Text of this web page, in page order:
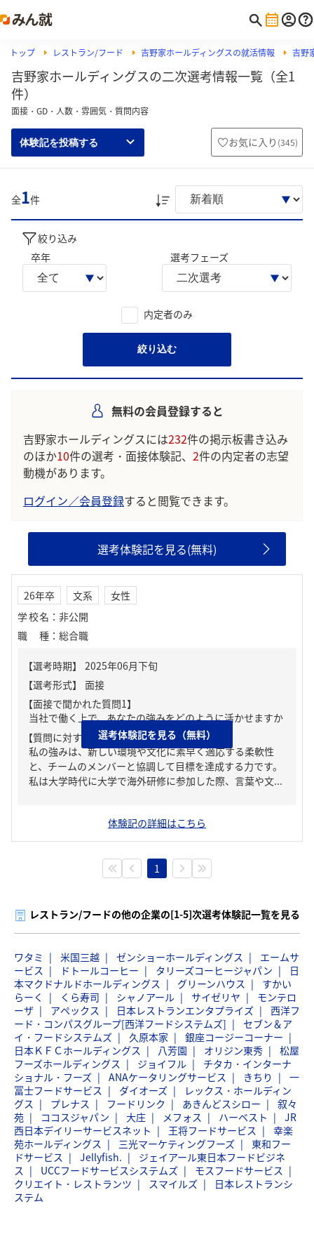
トップ レストラン/フード 吉野家ホールディングスの就活情報 吉野
吉野家ホールディングスの二次選考情報一覧（全1
件）
面接・GD・人数・雰囲気・質問内容
体験記を投稿する お気に入り (345)
全1件
絞り込み
卒年
選考フェーズ
内定者のみ
絞り込む
無料の会員登録すると
吉野家ホールディングスには232件の掲示板書き込み
のほか10件の選考・面接体験記、 2件の内定者の志望
動機があります。
ログイン／会員登録すると閲覧できます。
選考体験記を見る(無料)
26年卒 文系
女性
学校名 ： 非公開
職種 ： 総合職
【面接で聞かれた質問1】
当社で働く上で、あなたの強みをどのように活かせますか
【質問に対する回答1】
私の強みは、新しい環境や文化に素早く適応する柔軟性
と、チームのメンバーと協調して目標を達成する力です。
私は大学時代に大学で海外研修に参加した際、言葉や文...
選考体験記を見る（無料）
体験記の詳細はこちら
1
レストラン/フードの他の企業の[1-5]次選考体験記一覧を見る
ワタミ 米国三越 ゼンショーホールディングス
エームサ
ービス
ドトールコーヒー タリーズコーヒージャパン
日
本マクドナルドホールディングス
グリーンハウス
すかい
らーく
くら寿司 シャノアール サイゼリヤ
モンテロ
ーザ
アペックス 日本レストランエンタプライズ
西洋フ
ード・コンパスグループ[西洋フードシステムズ]
セブン＆ア
イ・フードシステムズ
久原本家
銀座コージーコーナー
日本ＫＦＣホールディングス
八芳園 オリジン東秀
松屋
フーズホールディングス
ジョイフル
チタカ・インターナ
ショナル・フーズ
ANAケータリングサービス きちり
一
冨士フードサービス
ダイオーズ
レックス・ホールディン
グス
プレナス フードリンク あきんどスシロー
叙々
苑
ココスジャパン 大庄 メフォス ハーベスト
JR
西日本デイリーサービスネット
王将フードサービス
幸楽
苑ホールディングス
三光マーケティングフーズ
東和フー
ドサービス
Jellyfish.
ジェイアール東日本フードビジネ
ス
UCCフードサービスシステムズ
モスフードサービス
クリエイト・レストランツ
スマイルズ
日本レストランシ
ステム